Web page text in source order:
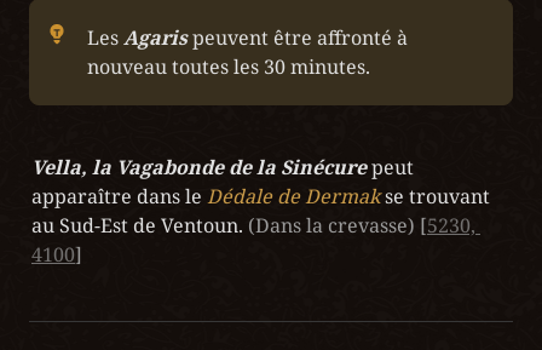
Les Agaris peuvent être affronté à
nouveau toutes les 30 minutes.
Vella, la Vagabonde de la Sinécure peut
apparaître dans le Dédale de Dermak se trouvant
au Sud-Est de Ventoun. (Dans la crevasse) [5230,
4100]